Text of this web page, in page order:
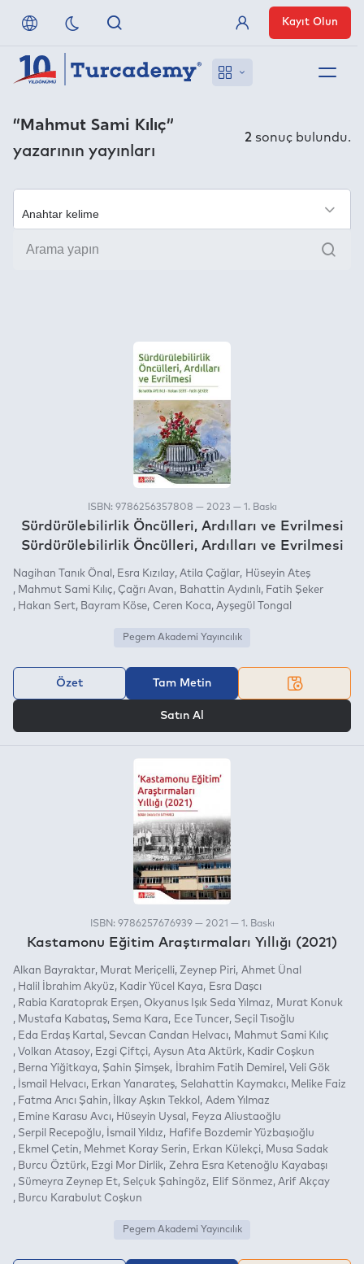
Referanslarımız
Uzaktan Erişim
Nasıl Erişirim
Üye Girişi
Kayıt Olun
“Mahmut Sami Kılıç”
yazarının yayınları
2 sonuç bulundu.
Ara
ISBN: 9786256357808 — 2023 — 1. Baskı
Sürdürülebilirlik Öncülleri, Ardılları ve Evrilmesi
Sürdürülebilirlik Öncülleri, Ardılları ve Evrilmesi
Nagihan Tanık Önal Esra Kızılay Atila Çağlar
Hüseyin Ateş
Mahmut Sami Kılıç
Çağrı Avan Bahattin Aydınlı
Fatih Şeker
Hakan Sert
Bayram Köse Ceren Koca Ayşegül Tongal
Pegem Akademi Yayıncılık
Özet Tam Metin
Satın Al
ISBN: 9786257676939 — 2021 — 1. Baskı
Kastamonu Eğitim Araştırmaları Yıllığı (2021)
Alkan Bayraktar Murat Meriçelli Zeynep Piri Ahmet Ünal
Halil İbrahim Akyüz
Kadir Yücel Kaya
Esra Daşcı
Rabia Karatoprak Erşen
Okyanus Işık Seda Yılmaz
Murat Konuk
Mustafa Kabataş Sema Kara Ece Tuncer Seçil Tısoğlu
Eda Erdaş Kartal
Sevcan Candan Helvacı
Mahmut Sami Kılıç
Volkan Atasoy
Ezgi Çiftçi Aysun Ata Aktürk
Kadir Coşkun
Berna Yiğitkaya
Şahin Şimşek İbrahim Fatih Demirel
Veli Gök
İsmail Helvacı
Erkan Yanarateş Selahattin Kaymakcı
Melike Faiz
Fatma Arıcı Şahin
İlkay Aşkın Tekkol
Adem Yılmaz
Emine Karasu Avcı
Hüseyin Uysal
Feyza Aliustaoğlu
Serpil Recepoğlu
İsmail Yıldız
Hafife Bozdemir Yüzbaşıoğlu
Ekmel Çetin
Mehmet Koray Serin Erkan Külekçi
Musa Sadak
Burcu Öztürk
Ezgi Mor Dirlik Zehra Esra Ketenoğlu Kayabaşı
Sümeyra Zeynep Et Selçuk Şahingöz Elif Sönmez Arif Akçay
Burcu Karabulut Coşkun
Pegem Akademi Yayıncılık